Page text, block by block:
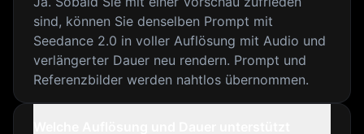
sind, können Sie denselben Prompt mit
Seedance 2.0 in voller Auflösung mit Audio und
verlängerter Dauer neu rendern. Prompt und
Referenzbilder werden nahtlos übernommen.